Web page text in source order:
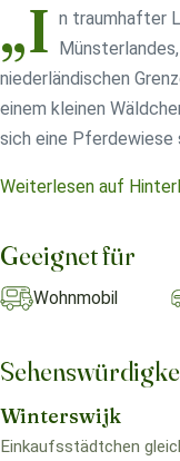
„I n traumhafter
niederländischen
einem kleinen
sich eine Pferdewiese
Weiterlesen auf
Geeignet für
Wohnmobil
Winterswijk
Einkaufsstädtchen